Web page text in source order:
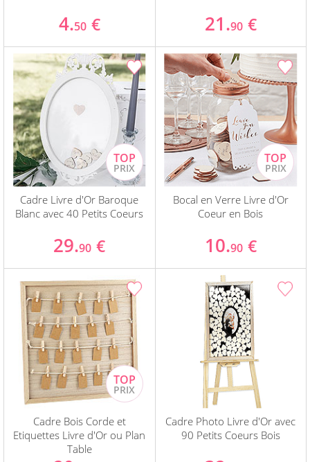
4.50 € 21.90 €
Cadre Livre d'Or Baroque
Blanc avec 40 Petits Coeurs
29.90 €
Bocal en Verre Livre d'Or
Coeur en Bois
10.90 €
Cadre Bois Corde et
Etiquettes Livre d'Or ou Plan
Table
Cadre Photo Livre d'Or avec
90 Petits Coeurs Bois